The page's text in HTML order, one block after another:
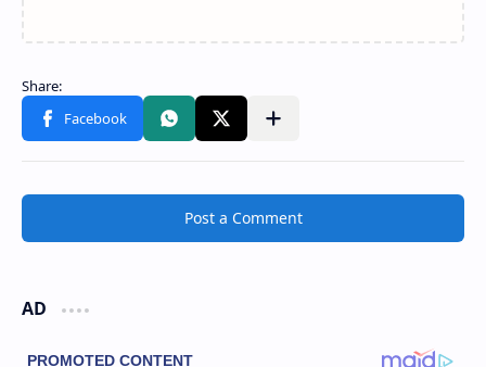
Post a Comment
AD